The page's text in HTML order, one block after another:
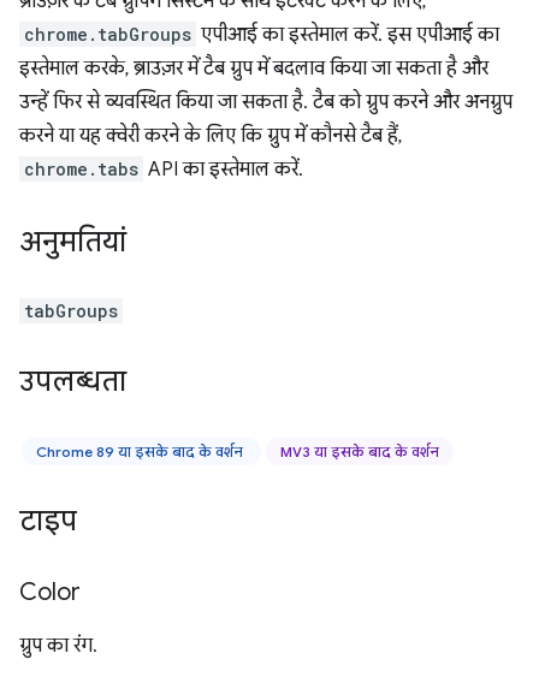
chrome.tabGroups एपीआई का इस्तेमाल करें. इस एपीआई का
इस्तेमाल करके, ब्राउज़र में टैब ग्रुप में बदलाव किया जा सकता है और
उन्हें फिर से व्यवस्थित किया जा सकता है. टैब को ग्रुप करने और अनग्रुप
करने या यह क्वेरी करने के लिए कि ग्रुप में कौनसे टैब हैं,
chrome.tabs API का इस्तेमाल करें.
अनुमतियां
tabGroups
उपलब्धता
Chrome 89 या इसके बाद के वर्शन MV3 या इसके बाद के वर्शन
टाइप
Color
ग्रुप का रंग.